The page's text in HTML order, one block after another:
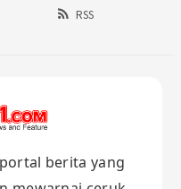
RSS
berita yang